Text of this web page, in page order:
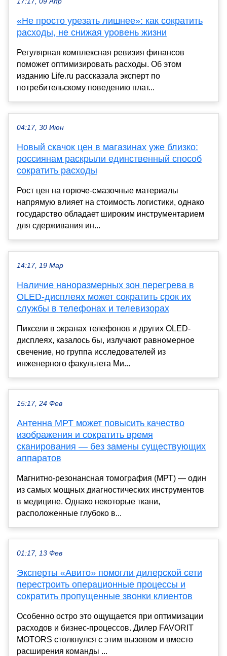
«Не просто урезать лишнее»: как сократить
расходы, не снижая уровень жизни
Регулярная комплексная ревизия финансов
поможет оптимизировать расходы. Об этом
изданию Life.ru рассказала эксперт по
потребительскому поведению плат...
04:17, 30 Июн
Новый скачок цен в магазинах уже близко:
россиянам раскрыли единственный способ
сократить расходы
Рост цен на горюче-смазочные материалы
напрямую влияет на стоимость логистики, однако
государство обладает широким инструментарием
для сдерживания ин...
14:17, 19 Мар
Наличие наноразмерных зон перегрева в
OLED-дисплеях может сократить срок их
службы в телефонах и телевизорах
Пиксели в экранах телефонов и других OLED-
дисплеях, казалось бы, излучают равномерное
свечение, но группа исследователей из
инженерного факультета Ми...
15:17, 24 Фев
Антенна МРТ может повысить качество
изображения и сократить время
сканирования — без замены существующих
аппаратов
Магнитно-резонансная томография (МРТ) — один
из самых мощных диагностических инструментов
в медицине. Однако некоторые ткани,
расположенные глубоко в...
01:17, 13 Фев
Эксперты «Авито» помогли дилерской сети
перестроить операционные процессы и
сократить пропущенные звонки клиентов
Особенно остро это ощущается при оптимизации
расходов и бизнес-процессов. Дилер FAVORIT
MOTORS столкнулся с этим вызовом и вместо
расширения команды ...